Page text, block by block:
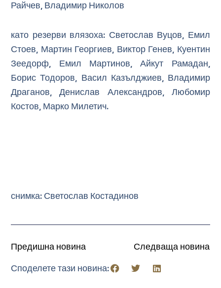
Райчев, Владимир Николов
като резерви влязоха: Светослав Вуцов, Емил
Стоев, Мартин Георгиев, Виктор Генев, Куентин
Зеедорф, Емил Мартинов, Айкут Рамадан,
Борис Тодоров, Васил Казълджиев, Владимир
Драганов, Денислав Александров, Любомир
Костов, Марко Милетич.
снимка: Светослав Костадинов
Предишна новина Следваща новина
Споделете тази новина: